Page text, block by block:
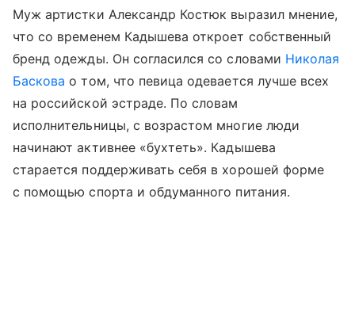
Муж артистки Александр Костюк выразил мнение,
что со временем Кадышева откроет собственный
бренд одежды. Он согласился со словами Николая
Баскова о том, что певица одевается лучше всех
на российской эстраде. По словам
исполнительницы, с возрастом многие люди
начинают активнее «бухтеть». Кадышева
старается поддерживать себя в хорошей форме
с помощью спорта и обдуманного питания.